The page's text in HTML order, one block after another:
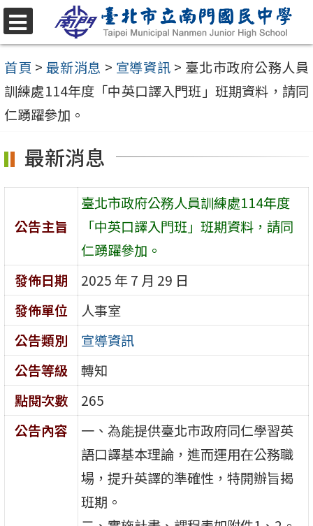
跳
至
主
要
內
區
選
單
首頁 > 最新消息 > 宣導資訊 > 臺北市政府公務人員
訓練處114年度「中英口譯入門班」班期資料，請同
仁踴躍參加。
最新消息
公告主旨
臺北市政府公務人員訓練處114年度
「中英口譯入門班」班期資料，請同
仁踴躍參加。
發佈日期
2025 年 7 月 29 日
發佈單位
人事室
公告類別
宣導資訊
公告等級
轉知
點閱次數
265
公告內容
一、為能提供臺北市政府同仁學習英
語口譯基本理論，進而運用在公務職
場，提升英譯的準確性，特開辦旨揭
班期。